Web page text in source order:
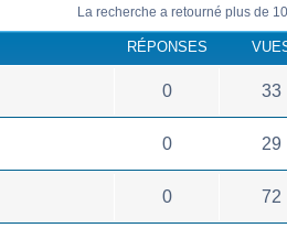
La recherche a retourné plus de
RÉPONSES
0 33
0 29
0 72